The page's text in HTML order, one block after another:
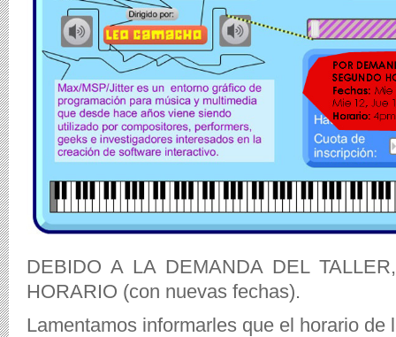
DEBIDO A LA DEMANDA DEL
HORARIO (con nuevas fechas).
Lamentamos informarles que el horario